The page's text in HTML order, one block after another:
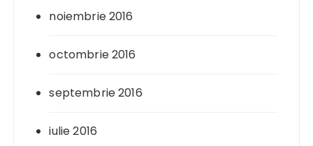
noiembrie 2016
octombrie 2016
septembrie 2016
iulie 2016